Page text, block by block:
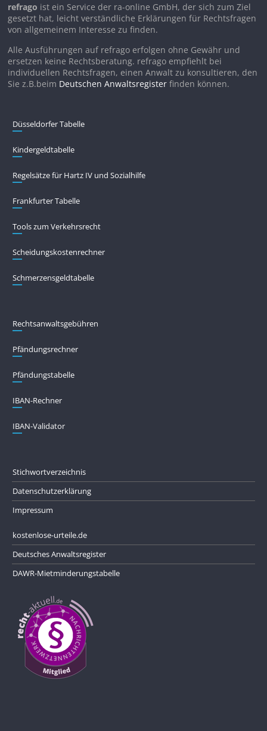
refrago ist ein Service der ra-online GmbH, der sich zum Ziel
gesetzt hat, leicht verständliche Erklärungen für Rechtsfragen
von allgemeinem Interesse zu finden.
Alle Ausführungen auf refrago erfolgen ohne Gewähr und
ersetzen keine Rechtsberatung. refrago empfiehlt bei
individuellen Rechtsfragen, einen Anwalt zu konsultieren, den
Sie z.B.beim Deutschen Anwaltsregister finden können.
Düsseldorfer Tabelle
Kindergeldtabelle
Regelsätze für Hartz IV und Sozialhilfe
Frankfurter Tabelle
Tools zum Verkehrsrecht
Scheidungskostenrechner
Schmerzensgeldtabelle
Rechtsanwaltsgebühren
Pfändungs­rechner
Pfändungs­tabelle
IBAN-Rechner
IBAN-Validator
Stichwortverzeichnis
Datenschutzerklärung
Impressum
kostenlose-urteile.de
Deutsches Anwaltsregister
DAWR-Mietminderungstabelle